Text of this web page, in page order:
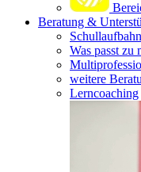
Beratung &
Was passt zu
weitere
Lerncoaching